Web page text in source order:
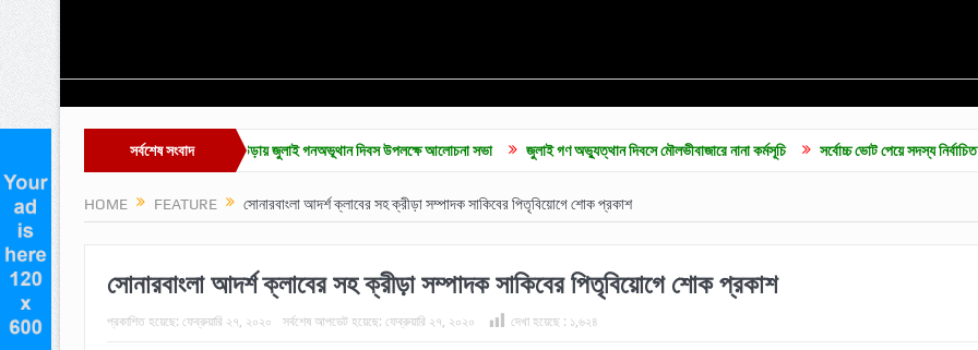
সর্বশেষ সংবাদ
প্রদান অনুষ্ঠান সম্পন্ন কুলাউড়ায় জুলাই গনঅভূথান দিবস উপলক্ষে আলোচনা সভা জুলাই গণ অভ্যুত্থান দিবসে মৌলভীবাজারে নানা কর্মসূচি সর্বোচ্চ ভোট পেয়ে সদস্য নির্বাচিত হলেন
HOME FEATURE সোনারবাংলা আদর্শ ক্লাবের সহ ক্রীড়া সম্পাদক সাকিবের পিতৃবিয়োগে শোক প্রকাশ
সোনারবাংলা আদর্শ ক্লাবের সহ ক্রীড়া সম্পাদক সাকিবের পিতৃবিয়োগে শোক প্রকাশ
প্রকাশিত হয়েছে: ফেব্রুয়ারি ২৭, ২০২০ সর্বশেষ আপডেট হয়েছে: ফেব্রুয়ারি ২৭, ২০২০ দেখা হয়েছে : ১,৬২৪